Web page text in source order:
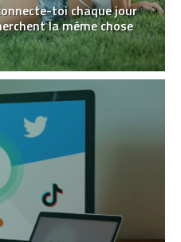
toi chaque jour
la même chose